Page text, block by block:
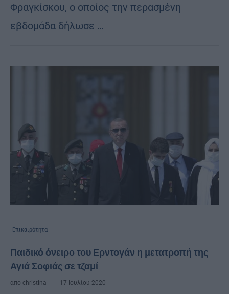
Φραγκίσκου, ο οποίος την περασμένη
εβδομάδα δήλωσε …
Επικαιρότητα
Παιδικό όνειρο του Ερντογάν η μετατροπή της
Αγιά Σοφιάς σε τζαμί
από christina 17 Ιουλίου 2020